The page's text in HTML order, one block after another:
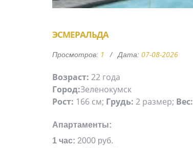
ЭСМЕРАЛЬДА
Просмотров: 1 Дата: 07-08-2026
Возраст: 22 года
Город:Зеленокумск
Рост: 166 см; Грудь: 2 размер; Вес:
Апартаменты:
1 час: 2000 руб.